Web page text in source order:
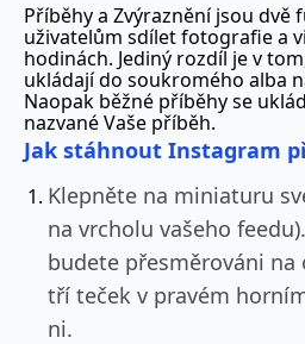
Příběhy a Zvýraznění jsou
uživatelům sdílet fotografie a
hodinách. Jediný rozdíl je v
ukládají do soukromého alba
Naopak běžné příběhy se
nazvané Vaše příběh.
Jak stáhnout Instagram
Klepněte na miniaturu
na vrcholu vašeho
budete přesměrováni na
tří teček v pravém
ni.